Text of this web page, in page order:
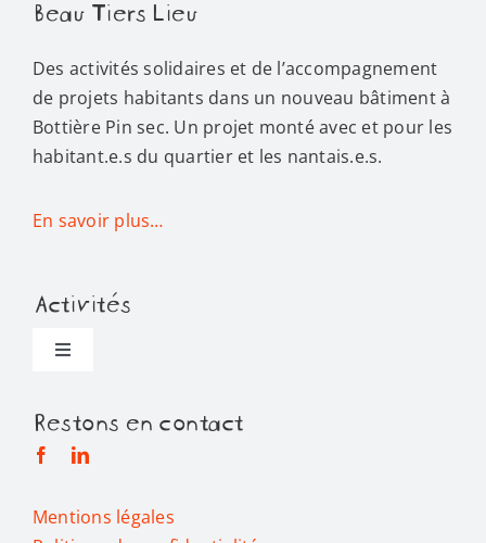
Beau Tiers Lieu
Des activités solidaires et de l’accompagnement
de projets habitants dans un nouveau bâtiment à
Bottière Pin sec. Un projet monté avec et pour les
habitant.e.s du quartier et les nantais.e.s.
En savoir plus…
Activités
Toggle
Restons en contact
Mentions légales